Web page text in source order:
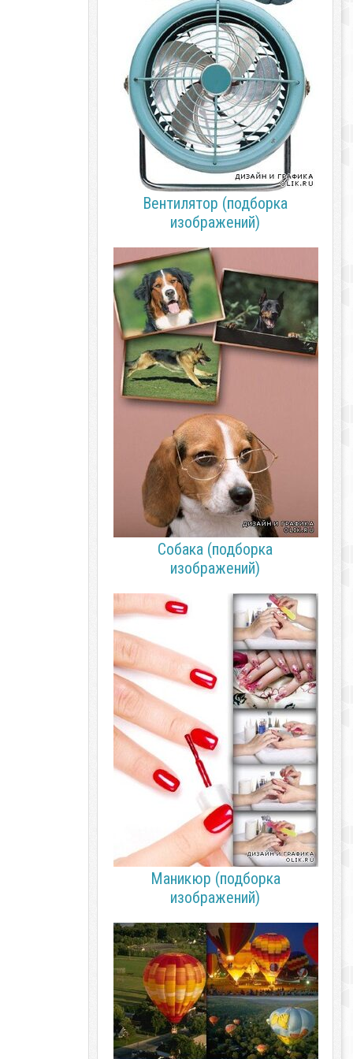
Вентилятор (подборка
изображений)
Собака (подборка
изображений)
Маникюр (подборка
изображений)